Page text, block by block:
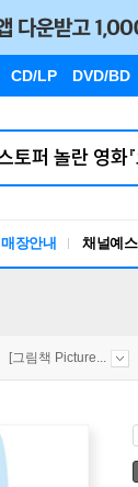
CD/LP DVD/BD
매장안내 채널예스
[그림책 Picture...